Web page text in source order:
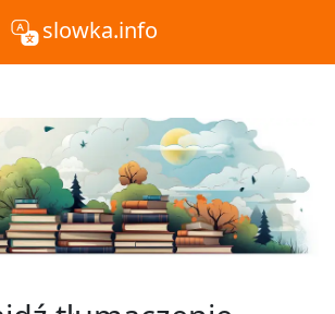
slowka.info